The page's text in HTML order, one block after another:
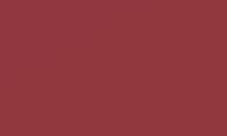
du lanceur :
-hold -e /home/
lanceur dans la barre